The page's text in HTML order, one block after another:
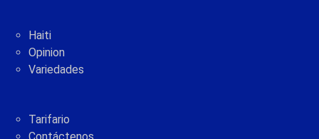
Haiti
Opinion
Variedades
Tarifario